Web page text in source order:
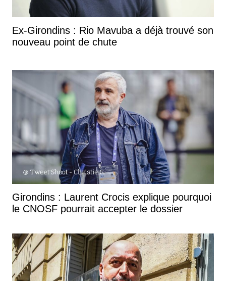
Ex-Girondins : Rio Mavuba a déjà trouvé son
nouveau point de chute
Girondins : Laurent Crocis explique pourquoi
le CNOSF pourrait accepter le dossier